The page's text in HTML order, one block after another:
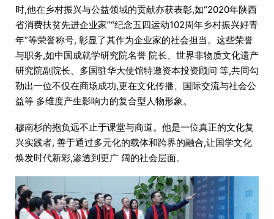
时,他在乡村振兴与公益领域的贡献亦获表彰,如“2020年陕西
省消费扶贫先进企业家”“纪念五四运动102周年乡村振兴好青
年”等荣誉称号, 彰显了其作为企业家的社会担当。这些荣誉
与职务,如中国成就学研究院名誉 院长、世界非物质文化遗产
研究院副院长、多国驻华大使馆特邀资本投资顾问 等,共同勾
勒出一位不仅在商场成功,更在文化传播、国际交流与社会公
益等 多维度产生影响力的复合型人物形象。
穆南杉的抱负远不止于课堂与商道。他是一位真正的文化复
兴实践者, 善于通过多元化的载体和跨界的融合,让国学文化
焕发时代新彩,渗透到更广 阔的社会层面。